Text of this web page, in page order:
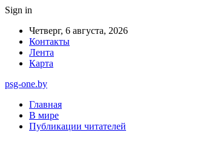
Sign in
Четверг, 6 августа, 2026
Контакты
Лента
Карта
psg-one.by
Главная
В мире
Публикации читателей